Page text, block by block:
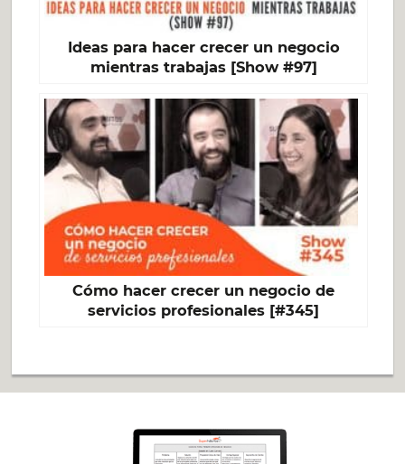
Ideas para hacer crecer un negocio
mientras trabajas [Show #97]
Cómo hacer crecer un negocio de
servicios profesionales [#345]